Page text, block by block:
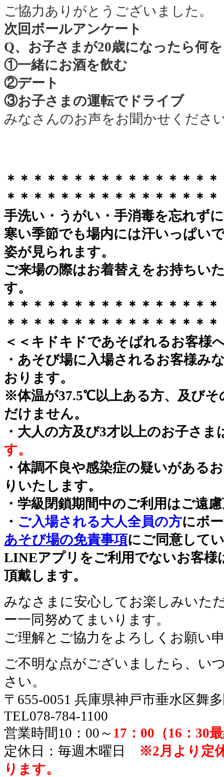
ご協力ありがとうございました。
次回ボールアンケート
Q、お子さまが20歳になったら何
①一緒にお酒を飲む
②デート
③お子さまの運転でドライブ
みなさんのお声をお聞かせくださ
＊＊＊＊＊＊＊＊＊＊＊＊＊＊＊
＊＊＊＊＊＊＊＊＊＊＊＊＊＊＊＊
手洗い・うがい・手消毒を忘れず
寒い季節でも場内には汗いっぱい
姿が見られます。
ご来場の際はお着替えをお持ちい
す。
＊＊＊＊＊＊＊＊＊＊＊＊＊＊＊
＊＊＊＊＊＊＊＊＊＊＊＊＊＊＊＊
＜＜キドキドであそばれるお客様
・あそび場に入場されるお客様み
おります。
※体温が37.5℃以上ある方、及びそ
だけません。
・大人の方及び3才以上のお子さま
す。
・体調不良や感染症の疑いがある
りいたします。
・学級閉鎖期間中のご利用はご遠
・ ご入場される大人全員の方にボ
あそび場の免責事項にご同意して
LINEアプリをご利用でないお客様
頂戴します。
みなさまに安心してお楽しみいた
ー一同努めてまいります。
ご理解とご協力をよろしくお願い
ご不明な点がございましたら、い
さい。
〒655-0051 兵庫県神戸市垂水区舞
TEL078-784-1100
営業時間10：00～ 17：00（16：30
定休日：毎週木曜日 ※2月より定
ります。